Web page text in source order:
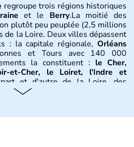
regroupe trois régions historiques
et le Berry.La moitié des
plutôt peu peuplée (2,5 millions
de la Loire. Deux villes dépassent
: la capitale régionale, Orléans
et Tours avec 140 000
la constituent : le Cher,
et-Cher, le Loiret, l'Indre et
part et d'autre de la Loire, des
calcaires au nord, argileux au sud.
il fait souvent chaud, souvent